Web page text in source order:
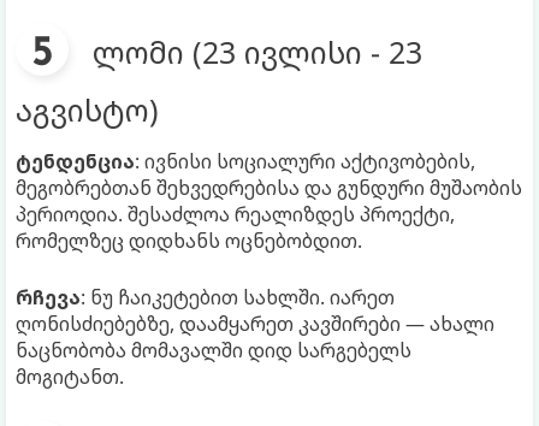
ლომი (23 ივლისი - 23
აგვისტო)
ტენდენცია: ივნისი სოციალური აქტივობების,
მეგობრებთან შეხვედრებისა და გუნდური მუშაობის
პერიოდია. შესაძლოა რეალიზდეს პროექტი,
რომელზეც დიდხანს ოცნებობდით.
რჩევა: ნუ ჩაიკეტებით სახლში. იარეთ
ღონისძიებებზე, დაამყარეთ კავშირები — ახალი
ნაცნობობა მომავალში დიდ სარგებელს
მოგიტანთ.